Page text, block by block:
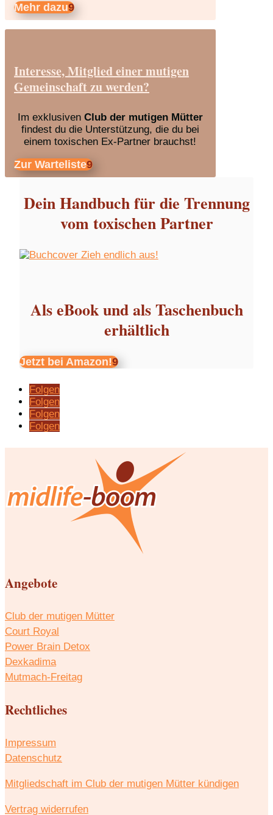
Mehr dazu
Interesse, Mitglied einer mutigen
Gemeinschaft zu werden?
Im exklusiven Club der mutigen Mütter
findest du die Unterstützung, die du bei
einem toxischen Ex-Partner brauchst!
Zur Warteliste
Dein Handbuch für die Trennung
vom toxischen Partner
Als eBook und als Taschenbuch
erhältlich
Jetzt bei Amazon!
Folgen
Folgen
Folgen
Folgen
Angebote
Club der mutigen Mütter
Court Royal
Power Brain Detox
Dexkadima
Mutmach-Freitag
Rechtliches
Impressum
Datenschutz
Mitgliedschaft im Club der mutigen Mütter kündigen
Vertrag widerrufen